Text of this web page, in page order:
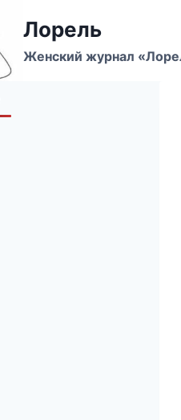
Лорель
Женский журнал